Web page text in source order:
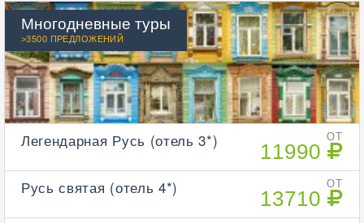
Многодневные туры
>3500 ПРЕДЛОЖЕНИЙ
ОТ
11990
Легендарная Русь (отель 3*)
ОТ
13710
Русь святая (отель 4*)